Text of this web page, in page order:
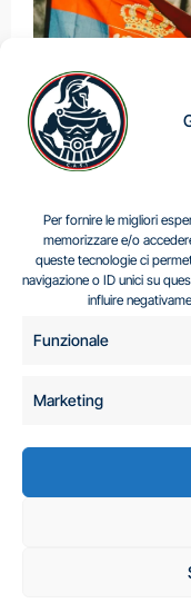
Per fornire le migliori
memorizzare e/o
queste tecnologie ci
navigazione o ID unici su
influire
Funzionale
Marketing
Centro Analisi e